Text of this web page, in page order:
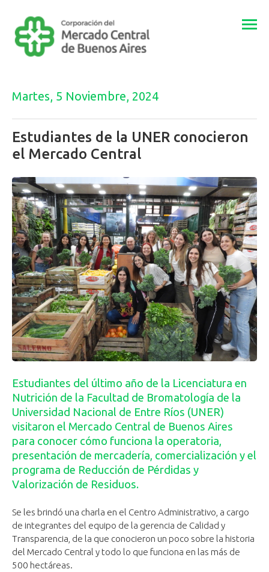
Martes, 5 Noviembre, 2024
Estudiantes de la UNER conocieron
el Mercado Central
Estudiantes del último año de la Licenciatura en
Nutrición de la Facultad de Bromatología de la
Universidad Nacional de Entre Ríos (UNER)
visitaron el Mercado Central de Buenos Aires
para conocer cómo funciona la operatoria,
presentación de mercadería, comercialización y el
programa de Reducción de Pérdidas y
Valorización de Residuos.
Se les brindó una charla en el Centro Administrativo, a cargo
de integrantes del equipo de la gerencia de Calidad y
Transparencia, de la que conocieron un poco sobre la historia
del Mercado Central y todo lo que funciona en las más de
500 hectáreas.